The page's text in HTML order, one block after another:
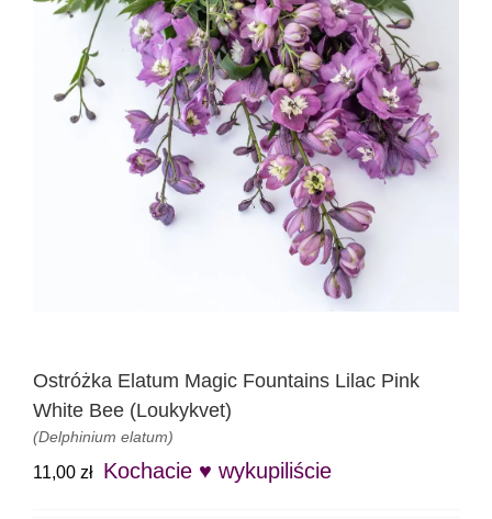
Ostróżka Elatum Magic Fountains Lilac Pink
White Bee (Loukykvet)
(Delphinium elatum)
11,00 zł Kochacie ♥ wykupiliście